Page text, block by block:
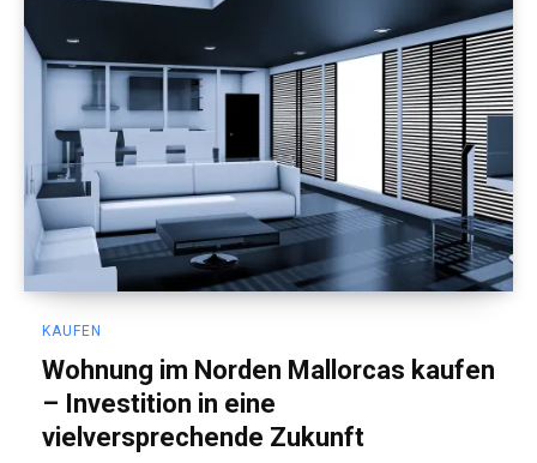
KAUFEN
Wohnung im Norden Mallorcas kaufen
– Investition in eine
vielversprechende Zukunft